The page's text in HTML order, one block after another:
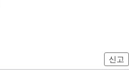
신고